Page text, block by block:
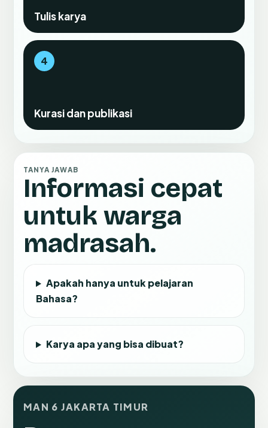
Tulis karya
4
Kurasi dan publikasi
TANYA JAWAB
Informasi cepat
untuk warga
madrasah.
Apakah hanya untuk pelajaran
Bahasa?
Karya apa yang bisa dibuat?
MAN 6 JAKARTA TIMUR